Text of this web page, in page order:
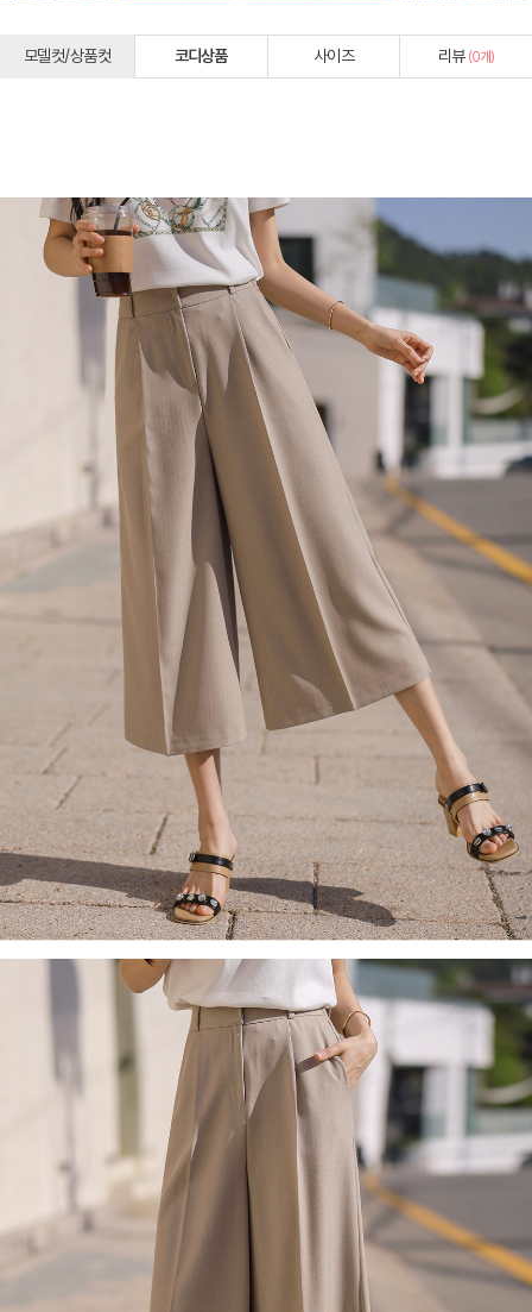
모델컷/상품컷 코디상품 사이즈 리뷰 (0개)